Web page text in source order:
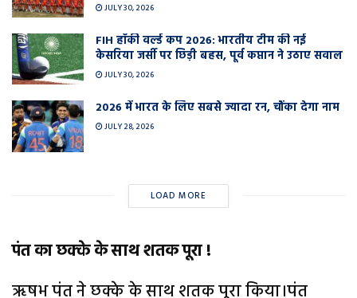
JULY 30, 2026
FIH हॉकी वर्ल्ड कप 2026: भारतीय टीम की नई
केसरिया जर्सी पर छिड़ी बहस, पूर्व कप्तान ने उठाए सवाल
JULY 30, 2026
2026 में भारत के लिए सबसे ज्यादा रन, चौंका देगा नाम
JULY 28, 2026
LOAD MORE
पंत का छक्के के साथ शतक पूरा !
ऋषभ पंत ने छक्के के साथ शतक पूरा किया।पंत